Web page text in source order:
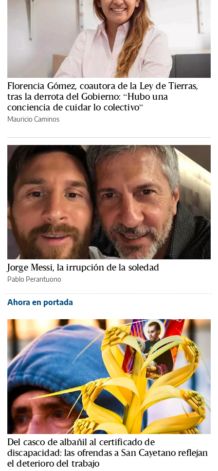
Florencia Gómez, coautora de la Ley de Tierras,
tras la derrota del Gobierno: “Hubo una
conciencia de cuidar lo colectivo”
Mauricio Caminos
Jorge Messi, la irrupción de la soledad
Pablo Perantuono
Ahora en portada
Del casco de albañil al certificado de
discapacidad: las ofrendas a San Cayetano reflejan
el deterioro del trabajo